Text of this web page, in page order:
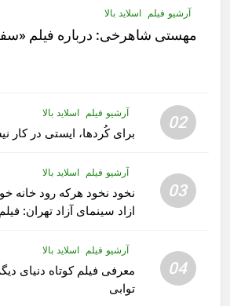
آرشیو فیلم اسلاید بالا
مهستى شاهرخى:‌ درباره فيلم
02 آرشیو فیلم اسلاید بالا
برای کُردها، ایستی در کار
03
آرشیو فیلم اسلاید بالا
نخود نخود هرکه رود خانه
ازاد سینمای آزاد تهران:
04
آرشیو فیلم اسلاید بالا
معرفی فیلم کوتاه دنیای
توابی